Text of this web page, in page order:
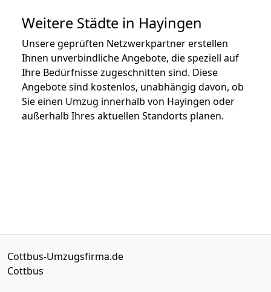
Weitere Städte in Hayingen
Unsere geprüften Netzwerkpartner erstellen
Ihnen unverbindliche Angebote, die speziell auf
Ihre Bedürfnisse zugeschnitten sind. Diese
Angebote sind kostenlos, unabhängig davon, ob
Sie einen Umzug innerhalb von Hayingen oder
außerhalb Ihres aktuellen Standorts planen.
Cottbus-Umzugsfirma.de
Cottbus